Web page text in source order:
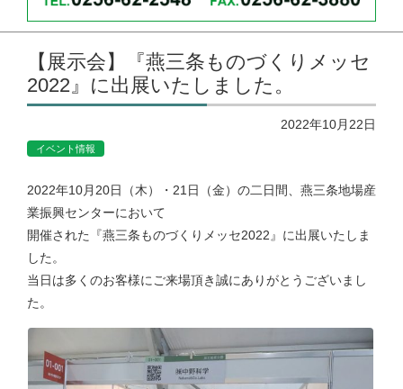
コンテンツに移動
【展示会】『燕三条ものづくりメッセ
2022』に出展いたしました。
2022年10月22日
イベント情報
2022年10月20日（木）・21日（金）の二日間、燕三条地場産
業振興センターにおいて
開催された『燕三条ものづくりメッセ2022』に出展いたしま
した。
当日は多くのお客様にご来場頂き誠にありがとうございまし
た。